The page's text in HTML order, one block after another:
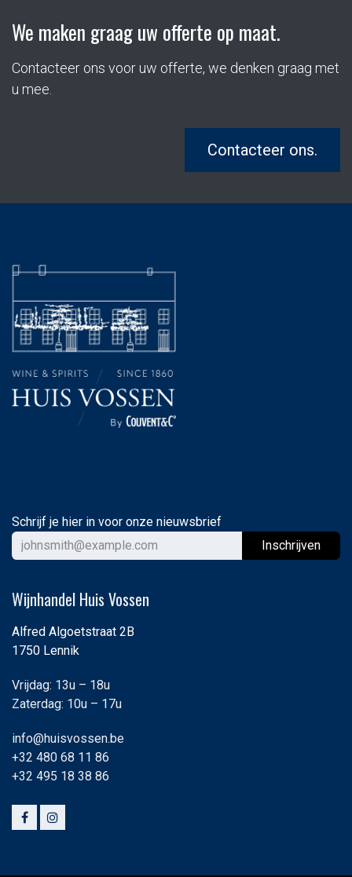
We maken graag uw offerte op maat.
Contacteer ons voor uw offerte, we denken graag met
u mee.
Contacteer ons.
Schrijf je hier in voor onze nieuwsbrief
Inschrijven
Wijnhandel Huis Vossen
Alfred Algoetstraat 2B
1750 Lennik
Vrijdag: 13u – 18u
Zaterdag: 10u – 17u
info@huisvossen.be
+32 480 68 11 86
+32 495 18 38 86